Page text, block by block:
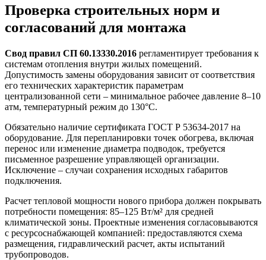
Проверка строительных норм и
согласований для монтажа
Свод правил СП 60.13330.2016 регламентирует требования к
системам отопления внутри жилых помещений.
Допустимость замены оборудования зависит от соответствия
его технических характеристик параметрам
централизованной сети – минимальное рабочее давление 8–10
атм, температурный режим до 130°C.
Обязательно наличие сертификата ГОСТ Р 53634-2017 на
оборудование. Для перепланировки точек обогрева, включая
перенос или изменение диаметра подводок, требуется
письменное разрешение управляющей организации.
Исключение – случаи сохранения исходных габаритов
подключения.
Расчет тепловой мощности нового прибора должен покрывать
потребности помещения: 85–125 Вт/м² для средней
климатической зоны. Проектные изменения согласовываются
с ресурсоснабжающей компанией: предоставляются схема
размещения, гидравлический расчет, акты испытаний
трубопроводов.